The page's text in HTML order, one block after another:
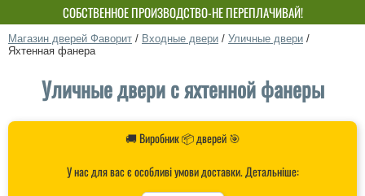
СОБСТВЕННОЕ ПРОИЗВОДСТВО-НЕ ПЕРЕПЛАЧИВАЙ!
Магазин дверей Фаворит / Входные двери / Уличные двери /
Яхтенная фанера
Уличные двери с яхтенной фанеры
🚚 Виробник 📦 дверей 🎯
У нас для вас є особливі умови доставки. Детальніше: